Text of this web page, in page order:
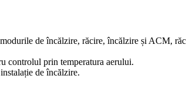
de încălzire, răcire, încălzire și ACM,
controlul prin temperatura aerului.
de încălzire.